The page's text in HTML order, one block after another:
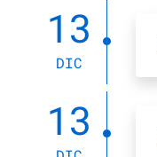
13
DIC
13